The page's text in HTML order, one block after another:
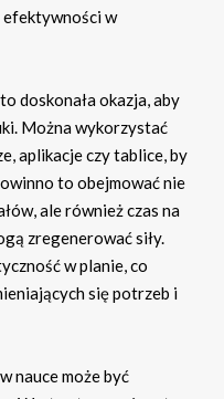
w
doskonała okazja, aby
Można wykorzystać
aplikacje czy tablice, by
to obejmować nie
ale również czas na
zregenerować siły.
w planie, co
się potrzeb i
nauce może być